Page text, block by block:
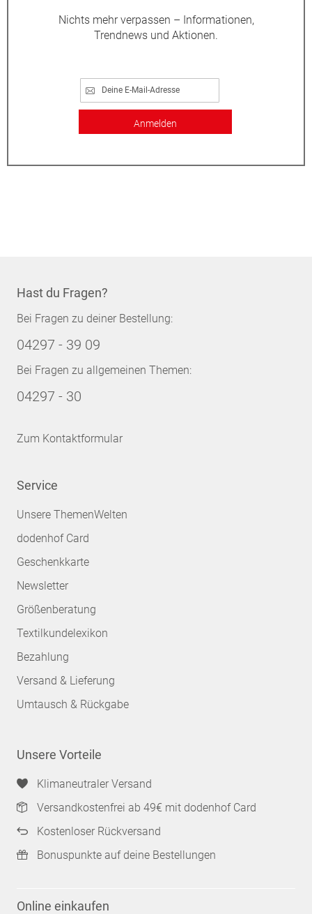
Nichts mehr verpassen – Informationen,
Trendnews und Aktionen.
Anmelden
Hast du Fragen?
Bei Fragen zu deiner Bestellung:
04297 - 39 09
Bei Fragen zu allgemeinen Themen:
04297 - 30
Zum Kontaktformular
Service
Unsere ThemenWelten
dodenhof Card
Geschenkkarte
Newsletter
Größenberatung
Textilkundelexikon
Bezahlung
Versand & Lieferung
Umtausch & Rückgabe
Unsere Vorteile
Klimaneutraler Versand
Versandkostenfrei ab 49€ mit dodenhof Card
Kostenloser Rückversand
Bonuspunkte auf deine Bestellungen
Online einkaufen